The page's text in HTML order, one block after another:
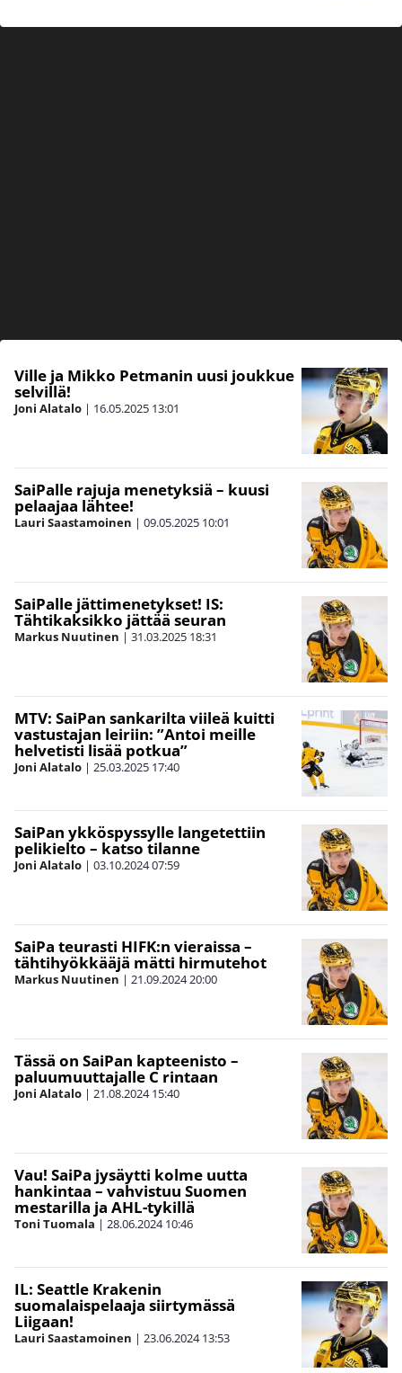
Ville ja Mikko Petmanin uusi joukkue
selvillä!
Joni Alatalo | 16.05.2025 13:01
SaiPalle rajuja menetyksiä – kuusi
pelaajaa lähtee!
Lauri Saastamoinen | 09.05.2025 10:01
SaiPalle jättimenetykset! IS:
Tähtikaksikko jättää seuran
Markus Nuutinen | 31.03.2025 18:31
MTV: SaiPan sankarilta viileä kuitti
vastustajan leiriin: ”Antoi meille
helvetisti lisää potkua”
Joni Alatalo | 25.03.2025 17:40
SaiPan ykköspyssylle langetettiin
pelikielto – katso tilanne
Joni Alatalo | 03.10.202407:59
SaiPa teurasti HIFK:n vieraissa –
tähtihyökkääjä mätti hirmutehot
Markus Nuutinen | 21.09.202420:00
Tässä on SaiPan kapteenisto –
paluumuuttajalle C rintaan
Joni Alatalo | 21.08.2024 15:40
Vau! SaiPa jysäytti kolme uutta
hankintaa – vahvistuu Suomen
mestarilla ja AHL-tykillä
Toni Tuomala | 28.06.2024 10:46
IL: Seattle Krakenin
suomalaispelaaja siirtymässä
Liigaan!
Lauri Saastamoinen | 23.06.2024 13:53